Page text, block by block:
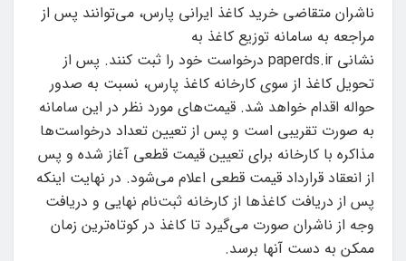
ناشران متقاضی خرید کاغذ ایرانی پارس، می‌توانند پس از
مراجعه به سامانه توزیع کاغذ به
نشانی paperds.ir درخواست خود را ثبت کنند. پس از
تحویل کاغذ از سوی کارخانه کاغذ پارس، نسبت به صدور
حواله اقدام خواهد شد. قیمت‌های مورد نظر در این سامانه
به صورت تقریبی است و پس از تعیین تعداد درخواست‌ها
مذاکره با کارخانه برای تعیین قیمت قطعی آغاز شده و پس
از انعقاد قرارداد قیمت قطعی اعلام می‌شود. در نهایت اینکه
پس از دریافت کاغذها از کارخانه ثبت‌نام نهایی و دریافت
وجه از ناشران صورت می‌گیرد تا کاغذ در کوتاه‌ترین زمان
ممکن به دست آنها برسد.